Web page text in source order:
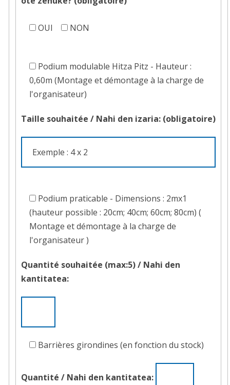
Souhaitez-
matériel
OUI NON
modulable
Hitza
Pitz
Hauteur
:
0,60m
charge
l'organisateur)
Podium modulable Hitza Pitz - Hauteur :
0,60m (Montage et démontage à la charge de
l'organisateur)
Taille souhaitée / Nahi den izaria: (obligatoire)
praticable
Dimensions
(hauteur
possible
:
80cm)
Montage
Podium praticable - Dimensions : 2mx1
(hauteur possible : 20cm; 40cm; 60cm; 80cm) (
Montage et démontage à la charge de
l'organisateur )
Quantité souhaitée (max:5) / Nahi den
kantitatea:
Barrières
(en
Barrières girondines (en fonction du stock)
Quantité / Nahi den kantitatea: